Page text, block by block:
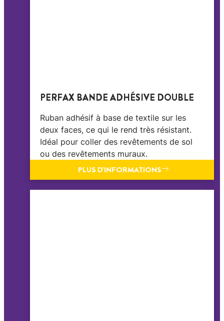
PERFAX BANDE ADHÉSIVE DOUBLE
Ruban adhésif à base de textile sur les
deux faces, ce qui le rend très résistant.
Idéal pour coller des revêtements de sol
ou des revêtements muraux.
PLUS D'INFORMATIONS